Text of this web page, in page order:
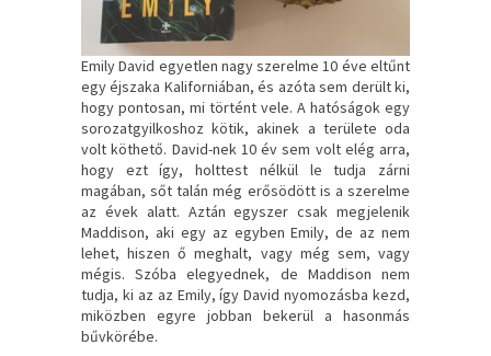
Emily David egyetlen nagy szerelme 10 éve eltűnt
egy éjszaka Kaliforniában, és azóta sem derült ki,
hogy pontosan, mi történt vele. A hatóságok egy
sorozatgyilkoshoz kötik, akinek a területe oda
volt köthető. David-nek 10 év sem volt elég arra,
hogy ezt így, holttest nélkül le tudja zárni
magában, sőt talán még erősödött is a szerelme
az évek alatt. Aztán egyszer csak megjelenik
Maddison, aki egy az egyben Emily, de az nem
lehet, hiszen ő meghalt, vagy még sem, vagy
mégis. Szóba elegyednek, de Maddison nem
tudja, ki az az Emily, így David nyomozásba kezd,
miközben egyre jobban bekerül a hasonmás
bűvkörébe.